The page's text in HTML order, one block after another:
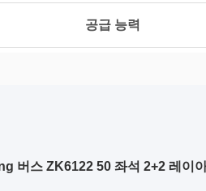
공급 능력
버스 ZK6122 50 좌석 2+2 레이